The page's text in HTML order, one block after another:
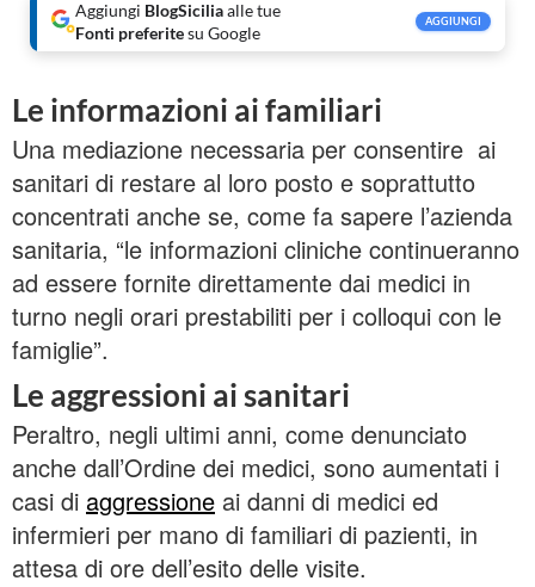
Aggiungi BlogSiciliaalle tue
Fonti preferitesu Google
AGGIUNGI
Le informazioni ai familiari
Una mediazione necessaria per consentire ai
sanitari di restare al loro posto e soprattutto
concentrati anche se, come fa sapere l’azienda
sanitaria, “le informazioni cliniche continueranno
ad essere fornite direttamente dai medici in
turno negli orari prestabiliti per i colloqui con le
famiglie”.
Le aggressioni ai sanitari
Peraltro, negli ultimi anni, come denunciato
anche dall’Ordine dei medici, sono aumentati i
casi di aggressione ai danni di medici ed
infermieri per mano di familiari di pazienti, in
attesa di ore dell’esito delle visite.